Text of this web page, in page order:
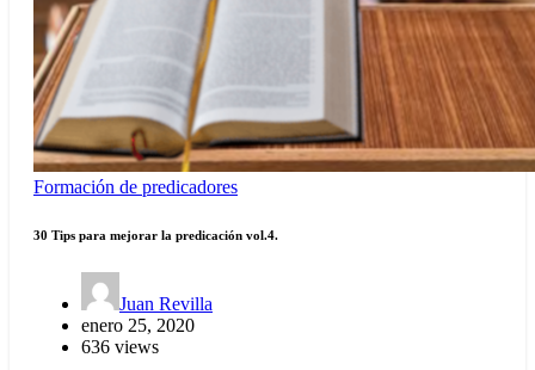
Formación de predicadores
30 Tips para mejorar la predicación vol.4.
Juan Revilla
enero 25, 2020
636 views